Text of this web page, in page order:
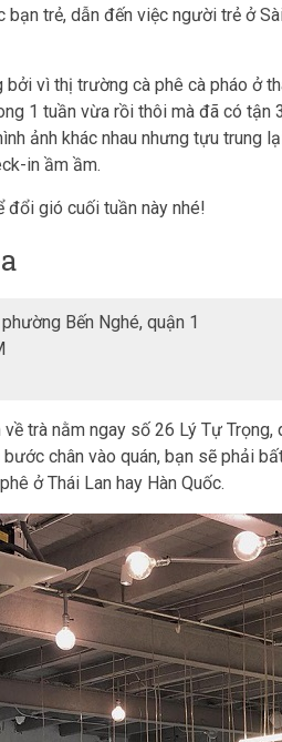
trẻ, dẫn đến việc người trẻ ở
vì thị trường cà phê cà pháo ở
1 tuần vừa rồi thôi mà đã có tận
ảnh khác nhau nhưng tựu trung
in ầm ầm.
đổi gió cuối tuần này nhé!
Bến Nghé, quận 1
trà nằm ngay số 26 Lý Tự Trọng,
chân vào quán, bạn sẽ phải
ở Thái Lan hay Hàn Quốc.